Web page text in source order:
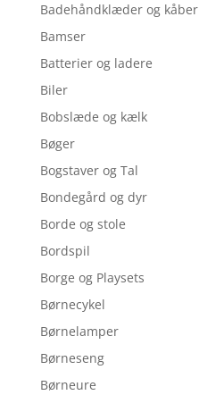
Badehåndklæder og kåber
Bamser
Batterier og ladere
Biler
Bobslæde og kælk
Bøger
Bogstaver og Tal
Bondegård og dyr
Borde og stole
Bordspil
Borge og Playsets
Børnecykel
Børnelamper
Børneseng
Børneure